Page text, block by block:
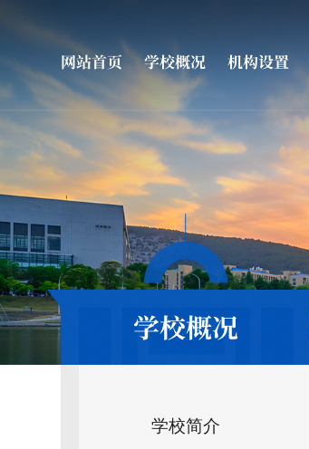
网站首页 学校概况 机构设置
学校概况
学校简介